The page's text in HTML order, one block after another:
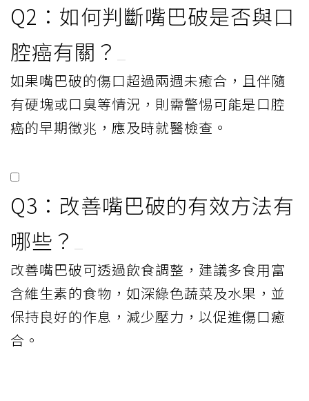
Q2：如何判斷嘴巴破是否與口
腔癌有關？
如果嘴巴破的傷口超過兩週未癒合，且伴隨
有硬塊或口臭等情況，則需警惕可能是口腔
癌的早期徵兆，應及時就醫檢查。
Q3：改善嘴巴破的有效方法有
哪些？
改善嘴巴破可透過飲食調整，建議多食用富
含維生素的食物，如深綠色蔬菜及水果，並
保持良好的作息，減少壓力，以促進傷口癒
合。